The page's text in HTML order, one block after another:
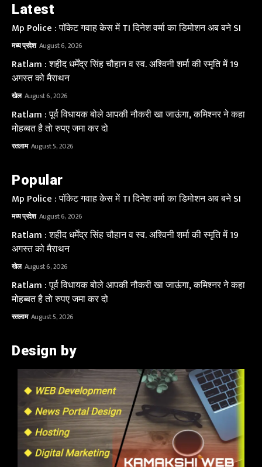
Latest
Mp Police : पॉकेट गवाह केस में TI दिनेश वर्मा का डिमोशन अब बने SI
मध्य प्रदेश August 6, 2026
Ratlam : शहीद धर्मेंद्र सिंह चौहान व स्व. अश्विनी शर्मा की स्मृति में 19
अगस्त को मैराथन
खेल August 6, 2026
Ratlam : पूर्व विधायक बोले आपकी नौकरी खा जाऊंगा, कमिश्नर ने कहा
मोहब्बत है तो रुपए जमा कर दो
रतलाम August 5, 2026
Popular
Mp Police : पॉकेट गवाह केस में TI दिनेश वर्मा का डिमोशन अब बने SI
मध्य प्रदेश August 6, 2026
Ratlam : शहीद धर्मेंद्र सिंह चौहान व स्व. अश्विनी शर्मा की स्मृति में 19
अगस्त को मैराथन
खेल August 6, 2026
Ratlam : पूर्व विधायक बोले आपकी नौकरी खा जाऊंगा, कमिश्नर ने कहा
मोहब्बत है तो रुपए जमा कर दो
रतलाम August 5, 2026
Design by